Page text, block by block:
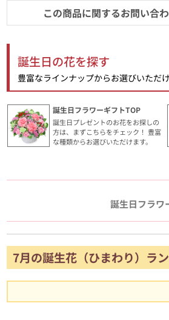
この商品に関するお問い合
誕生日の花を探す
豊富なラインナップからお選びいただけ
誕生日フラワーギフトTOP
誕生日プレゼントのお花をお探しの
方は、まずこちらをチェック！ 豊富
な種類からお選びいただけます。
誕生日フラワ
7月の誕生花（ひまわり）ラ